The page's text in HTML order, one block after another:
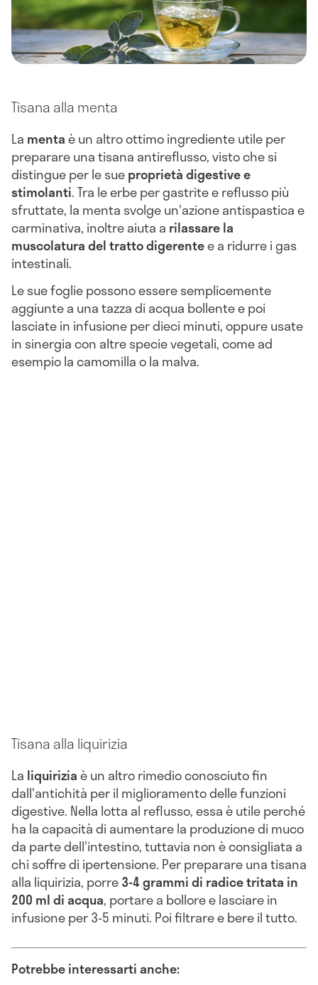
Tisana alla menta
La mentaè un altro ottimo ingrediente utile per
preparare una tisana antireflusso, visto che si
distingue per le sueproprietà digestive e
stimolanti. Tra le erbe per gastrite e reflusso più
sfruttate, la menta svolge un'azione antispastica e
carminativa, inoltre aiuta a rilassare la
muscolatura del tratto digerentee a ridurre i gas
intestinali.
Le sue foglie possono essere semplicemente
aggiunte a una tazza di acqua bollente e poi
lasciate in infusione per dieci minuti, oppure usate
in sinergia con altre specie vegetali, come ad
esempio la camomilla o la malva.
Tisana alla liquirizia
La liquiriziaè un altro rimedio conosciuto fin
dall'antichità per il miglioramento delle funzioni
digestive. Nella lotta al reflusso, essa è utile perché
ha la capacità di aumentare la produzione di muco
da parte dell'intestino, tuttavia non è consigliata a
chi soffre di ipertensione. Per preparare una tisana
alla liquirizia, porre3-4 grammi di radice tritata in
200 ml di acqua, portare a bollore e lasciare in
infusione per 3-5 minuti. Poi filtrare e bere il tutto.
Potrebbe interessarti anche: